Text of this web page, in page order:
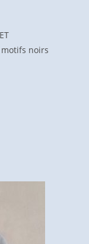
noirs